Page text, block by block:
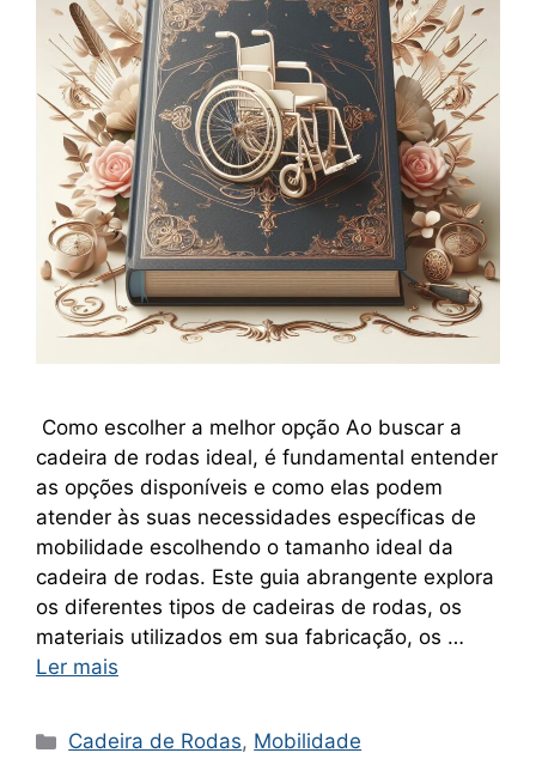
Como escolher a melhor opção Ao buscar a
cadeira de rodas ideal, é fundamental entender
as opções disponíveis e como elas podem
atender às suas necessidades específicas de
mobilidade escolhendo o tamanho ideal da
cadeira de rodas. Este guia abrangente explora
os diferentes tipos de cadeiras de rodas, os
materiais utilizados em sua fabricação, os …
Ler mais
Categorias
Cadeira de Rodas, Mobilidade